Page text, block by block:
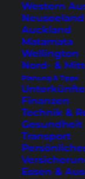
Western
Neuseeland
Auckland
Matamata
Wellington
Nord- &
Planung & Tipps
Unterkünfte
Finanzen
Technik &
Gesundheit
Transport
Essen &
Die Fahrt bis
ganze Weile.
kannst du
einfach
Start zwar